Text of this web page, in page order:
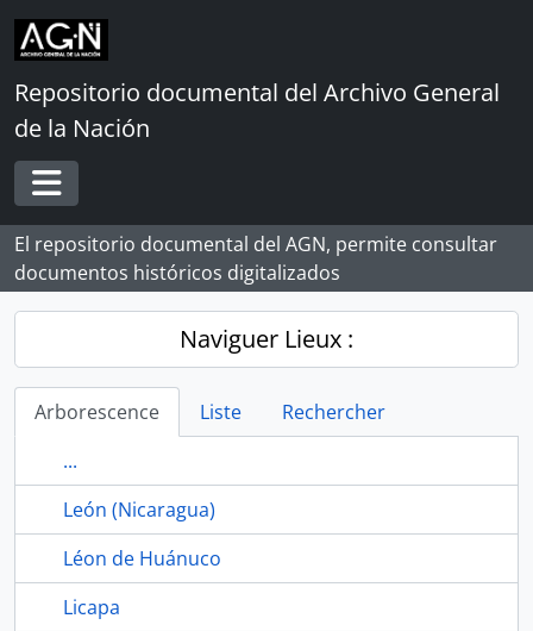
Skip to main content
Repositorio documental del Archivo General
de la Nación
Toggle navigation
El repositorio documental del AGN, permite consultar
documentos históricos digitalizados
Naviguer Lieux :
Arborescence Liste
Rechercher
...
León (Nicaragua)
Léon de Huánuco
Licapa